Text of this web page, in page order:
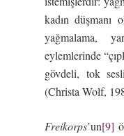
kadın düşmanı
yağmalama,
eylemlerinde
gövdeli, tok
(Christa Wolf,
Freikorps’un[9]